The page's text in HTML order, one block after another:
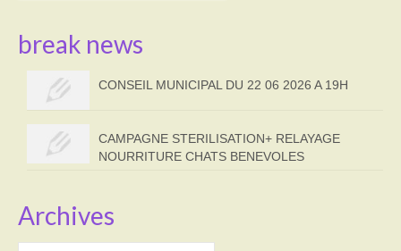
break news
CONSEIL MUNICIPAL DU 22 06 2026 A 19H
CAMPAGNE STERILISATION+ RELAYAGE
NOURRITURE CHATS BENEVOLES
Archives